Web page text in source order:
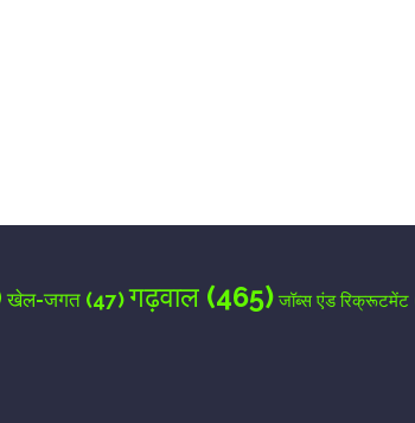
खेल-जगत (47) गढ़वाल (465) जॉब्स एंड रिक्रूटमेंट